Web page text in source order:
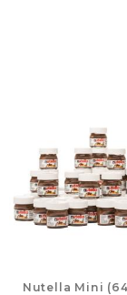
Nutella Mini